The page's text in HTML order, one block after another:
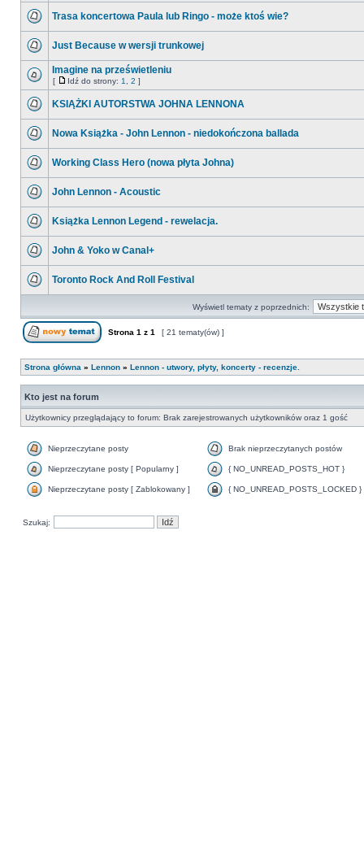
Trasa koncertowa Paula lub Ringo - może ktoś wie?
Just Because w wersji trunkowej
Imagine na prześwietleniu
[ Idź do strony: 1 2 ]
KSIĄŻKI AUTORSTWA JOHNA LENNONA
Nowa Książka - John Lennon - niedokończona ballada
Working Class Hero (nowa płyta Johna)
John Lennon - Acoustic
Książka Lennon Legend - rewelacja.
John & Yoko w Canal+
Toronto Rock And Roll Festival
Wyświetl tematy z poprzednich:
Strona 1 z 1 [ 21 tematy(ów) ]
Strona główna » Lennon » Lennon - utwory, płyty, koncerty - recenzje.
Kto jest na forum
Użytkownicy przeglądający to forum: Brak zarejestrowanych użytkowników oraz 1 gość
Nieprzeczytane posty Brak nieprzeczytanych postów
Nieprzeczytane posty [ Popularny ] { NO_UNREAD_POSTS_HOT }
Nieprzeczytane posty [ Zablokowany ] { NO_UNREAD_POSTS_LOCKED }
Szukaj: